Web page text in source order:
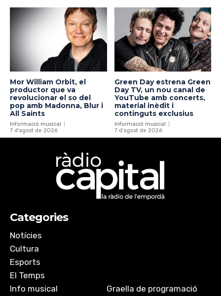
Mor William Orbit, el
productor que va
revolucionar el so del
pop amb Madonna, Blur i
All Saints
Informació musical
7 d'agost de 2026
Green Day estrena Green
Day TV, un nou canal de
YouTube amb concerts,
material inèdit i
continguts exclusius
Informació musical
7 d'agost de 2026
Categories
Notícies
Cultura
Esports
El Temps
Info musical
Graella de programació